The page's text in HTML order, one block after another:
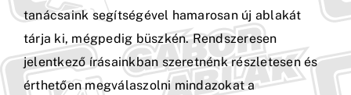
tanácsaink segítségével hamarosan új ablakát
tárja ki, mégpedig büszkén. Rendszeresen
jelentkező írásainkban szeretnénk részletesen és
érthetően megválaszolni mindazokat a